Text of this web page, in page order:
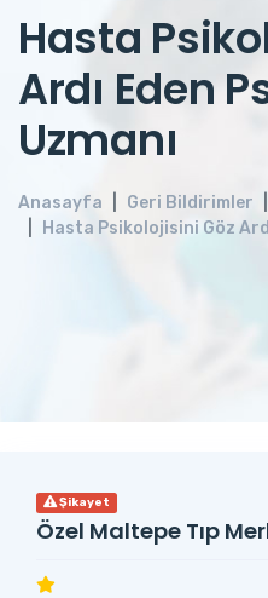
Hasta
Ardı Eden
Uzmanı
Anasayfa Geri Bildirimler
Hasta Psikolojisini Göz
Şikayet
Özel Maltepe Tıp